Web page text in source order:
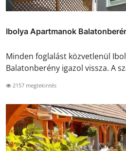
Ibolya Apartmanok
Minden foglalást közvetlenül
Balatonberény igazol vissza. A
2157 megtekintés